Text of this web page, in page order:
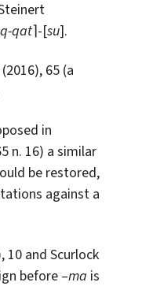
qat⌉-[su].
(2016), 65 (a
in
n. 16) a similar
be restored,
against a
10 and Scurlock
before –ma is